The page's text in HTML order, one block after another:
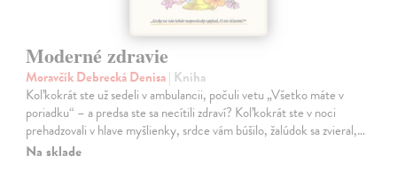
Moderné zdravie
Moravčík Debrecká Denisa| Kniha
Koľkokrát ste už sedeli v ambulancii, počuli vetu „Všetko máte v
poriadku“ – a predsa ste sa necítili zdraví? Koľkokrát ste v noci
prehadzovali v hlave myšlienky, srdce vám búšilo, žalúdok sa zvieral,…
Na sklade